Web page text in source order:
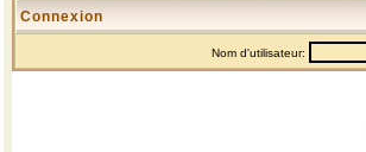
Connexion
Nom d'utilisateur: